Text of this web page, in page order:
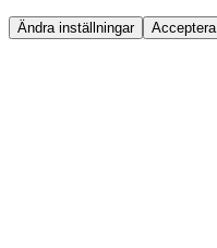
Ändra inställningar Acceptera